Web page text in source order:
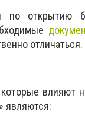
открытию
отличаться.
влияют
являются: